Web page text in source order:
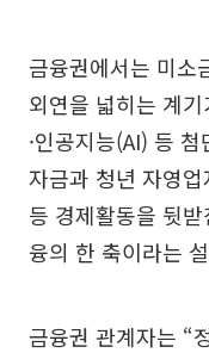
금융권에서는 미소
외연을 넓히는 계
·인공지능(AI) 등
자금과 청년 자영
등 경제활동을 뒷
융의 한 축이라는
금융권 관계자는 “